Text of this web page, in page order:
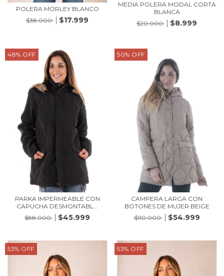
POLERA MORLEY BLANCO
$38.000
$17.999
MEDIA POLERA MODAL CORTA
BLANCA
$20.000
$8.999
48% OFF
PARKA IMPERMEABLE CON
CAPUCHA DESMONTABL...
$88.000
$45.999
50% OFF
CAMPERA LARGA CON
BOTONES DE MUJER BEIGE
$110.000
$54.999
53% OFF 53% OFF